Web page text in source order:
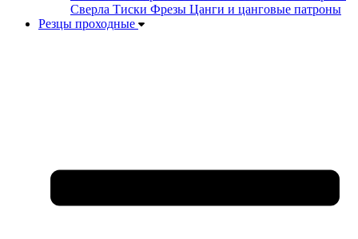
Сверла Тиски Фрезы Цанги и цанговые патроны
Резцы проходные